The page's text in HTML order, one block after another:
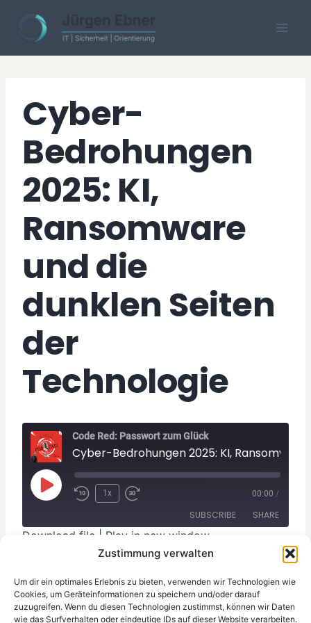
Zustimmung verwalten
Um dir ein optimales Erlebnis zu bieten, verwenden wir Technologien wie
Cookies, um Geräteinformationen zu speichern und/oder darauf
zuzugreifen. Wenn du diesen Technologien zustimmst, können wir Daten
wie das Surfverhalten oder eindeutige IDs auf dieser Website verarbeiten.
content
Cyber-
Bedrohungen
2025: KI,
Ransomware
und die
dunklen Seiten
der
Technologie
Code Red: Passwort zum Glück
P
a
p
i
1x 00:00 /
SUBSCRIBE SHARE
Apple Podcasts Spotify
RSS FEED
LINK
EMBED
Download file | Play in new window
Subscribe: Apple Podcasts
Spotify
Code Red: Passwort zum Glückist dein Podcast
für IT-Sicherheit, Datenschutz und Digitalisierung.